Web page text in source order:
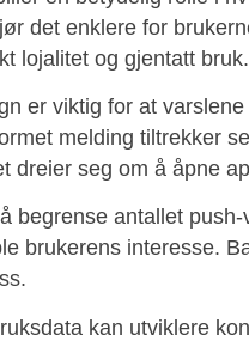
det enklere for
lojalitet og gjentatt bruk.
er viktig for at
melding tiltrekker
dreier seg om å åpne
begrense antallet
brukerens interesse.
kan utviklere